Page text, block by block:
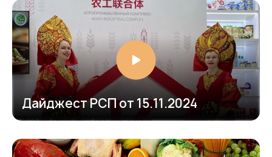
Дайджест РСП от 15.11.2024
si=Vsol6_a1FpPIZB6Dfeature=shared